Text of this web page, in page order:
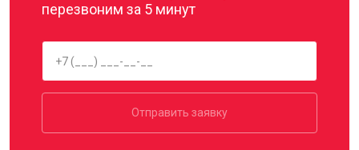
перезвоним за 5 минут
Отправить заявку